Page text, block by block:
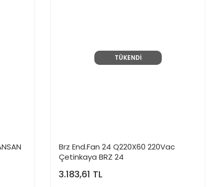
TÜKENDİ
Brz End.Fan 24 Q220X60 220Vac
Çetinkaya BRZ 24
3.183,61 TL